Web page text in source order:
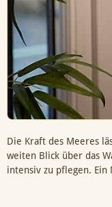
Die Kraft des Meeres
weiten Blick über das
intensiv zu pflegen.